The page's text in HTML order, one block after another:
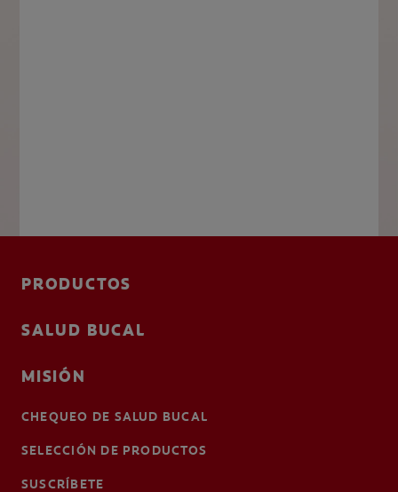
PRODUCTOS
SALUD BUCAL
MISIÓN
CHEQUEO DE SALUD BUCAL
SELECCIÓN DE PRODUCTOS
SUSCRÍBETE